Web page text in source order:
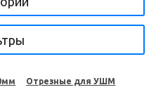
Отрезные для УШМ